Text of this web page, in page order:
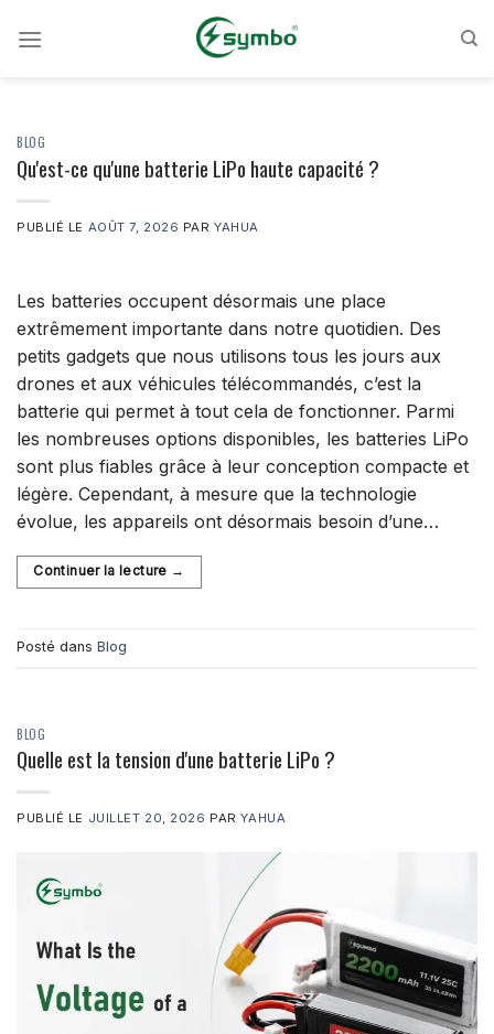
BLOG
Qu'est-ce qu'une batterie LiPo haute capacité ?
PUBLIÉ LE AOÛT 7, 2026 PARYAHUA
Les batteries occupent désormais une place
extrêmement importante dans notre quotidien. Des
petits gadgets que nous utilisons tous les jours aux
drones et aux véhicules télécommandés, c’est la
batterie qui permet à tout cela de fonctionner. Parmi
les nombreuses options disponibles, les batteries LiPo
sont plus fiables grâce à leur conception compacte et
légère. Cependant, à mesure que la technologie
évolue, les appareils ont désormais besoin d’une…
Continuer la lecture →
Posté dans Blog
BLOG
Quelle est la tension d'une batterie LiPo ?
PUBLIÉ LE JUILLET 20, 2026 PARYAHUA